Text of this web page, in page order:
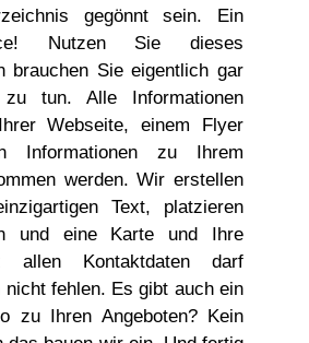
gegönnt sein. Ein
Nutzen Sie dieses
brauchen Sie eigentlich gar
tun. Alle Informationen
Webseite, einem Flyer
Informationen zu Ihrem
werden. Wir erstellen
Text, platzieren
und eine Karte und Ihre
allen Kontaktdaten darf
nicht fehlen. Es gibt auch ein
zu Ihren Angeboten? Kein